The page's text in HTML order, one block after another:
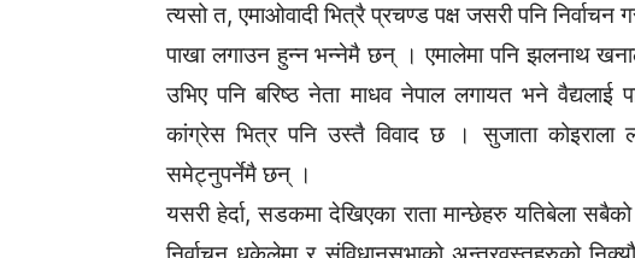
त्यसो त, एमाओवादी भित्रै प्रचण्ड पक्ष जसरी पनि निर्वाचन
पाखा लगाउन हुन्न भन्नेमै छन् । एमालेमा पनि झलनाथ
उभिए पनि बरिष्ठ नेता माधव नेपाल लगायत भने
कांग्रेस भित्र पनि उस्तै विवाद छ । सुजाता कोइराला
समेट्नुपर्नेमै छन् ।
यसरी हेर्दा, सडकमा देखिएका राता मान्छेहरु यतिबेला